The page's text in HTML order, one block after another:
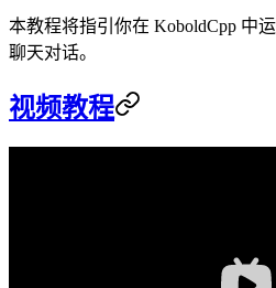
本教程将指引你在 KoboldCpp 中
聊天对话。
视频教程